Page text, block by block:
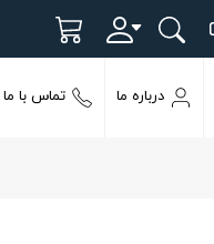
درباره ما تماس با ما